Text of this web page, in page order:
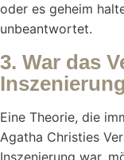
oder es geheim
unbeantwortet.
3. War das
Eine Theorie, die
Agatha Christies
Inszenierung war,